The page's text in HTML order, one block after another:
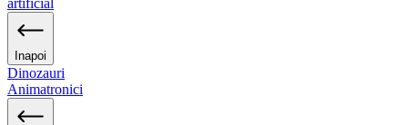
artificial
Inapoi
Dinozauri
Animatronici